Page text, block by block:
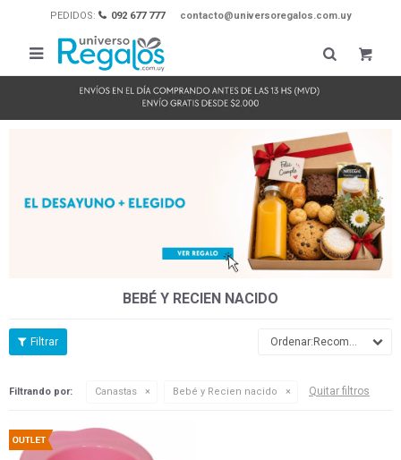
PEDIDOS: 092 677 777 contacto@universoregalos.com.uy

BEBÉ Y RECIEN NACIDO
Recomendados
Filtrando por: Canastas Bebé y Recien nacido Quitar filtros